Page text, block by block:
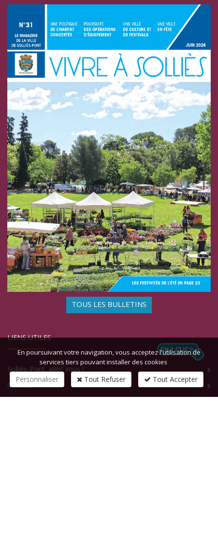
TOUS LES BULLETINS
LIENS UTILES
Solliès-Pont, avec vous !
Contact
En poursuivant votre navigation, vous acceptez l'utilisation de
services tiers pouvant installer des cookies
Personnaliser Tout Refuser Tout Accepter